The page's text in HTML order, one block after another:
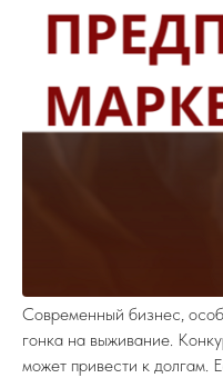
Современный бизнес,
гонка на выживание.
может привести к долгам.